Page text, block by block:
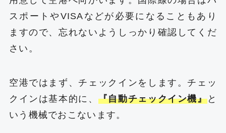
スポートやVISAなどが必要になることもあり
ますので、忘れないようしっかり確認してくだ
さい。
空港ではまず、チェックインをします。チェッ
クインは基本的に、 『自動チェックイン機』と
いう機械でおこないます。